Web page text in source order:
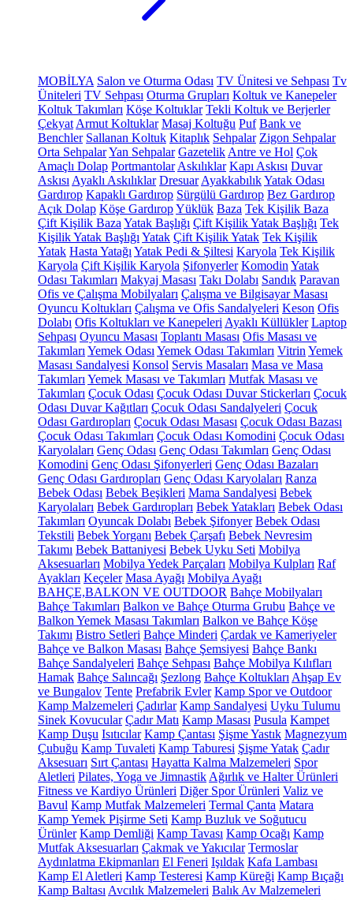
MOBİLYA Salon ve Oturma Odası TV Ünitesi ve Sehpası Tv
Üniteleri TV Sehpası Oturma Grupları Koltuk ve Kanepeler
Koltuk Takımları Köşe Koltuklar Tekli Koltuk ve Berjerler
Çekyat Armut Koltuklar Masaj Koltuğu Puf Bank ve
Benchler Sallanan Koltuk Kitaplık Sehpalar Zigon Sehpalar
Orta SehpalarYan Sehpalar Gazetelik Antre ve Hol Çok
Amaçlı Dolap Portmantolar Askılıklar Kapı Askısı Duvar
Askısı Ayaklı Askılıklar Dresuar AyakkabılıkYatak Odası
Gardırop Kapaklı Gardırop Sürgülü Gardırop Bez Gardırop
Açık Dolap Köşe GardıropYüklük Baza Tek Kişilik Baza
Çift Kişilik Baza Yatak Başlığı Çift Kişilik Yatak Başlığı Tek
Kişilik Yatak Başlığı Yatak Çift Kişilik Yatak Tek Kişilik
Yatak Hasta Yatağı Yatak Pedi & Şiltesi Karyola Tek Kişilik
Karyola Çift Kişilik Karyola Şifonyerler Komodin Yatak
Odası Takımları Makyaj Masası Takı Dolabı Sandık Paravan
Ofis ve Çalışma Mobilyaları Çalışma ve Bilgisayar Masası
Oyuncu Koltukları Çalışma ve Ofis Sandalyeleri Keson Ofis
Dolabı Ofis Koltukları ve Kanepeleri Ayaklı Küllükler Laptop
Sehpası Oyuncu Masası Toplantı Masası Ofis Masası ve
Takımları Yemek Odası Yemek Odası Takımları Vitrin Yemek
Masası Sandalyesi Konsol Servis Masaları Masa ve Masa
Takımları Yemek Masası ve Takımları Mutfak Masası ve
Takımları Çocuk Odası Çocuk Odası Duvar Stickerları Çocuk
Odası Duvar Kağıtları Çocuk Odası Sandalyeleri Çocuk
Odası Gardıropları Çocuk Odası Masası Çocuk Odası Bazası
Çocuk Odası Takımları Çocuk Odası Komodini Çocuk Odası
Karyolaları Genç Odası Genç Odası Takımları Genç Odası
Komodini Genç Odası Şifonyerleri Genç Odası Bazaları
Genç Odası Gardıropları Genç Odası Karyolaları Ranza
Bebek Odası Bebek Beşikleri Mama Sandalyesi Bebek
Karyolaları Bebek Gardıropları Bebek Yatakları Bebek Odası
Takımları Oyuncak Dolabı Bebek Şifonyer Bebek Odası
Tekstili Bebek Yorganı Bebek Çarşafı Bebek Nevresim
Takımı Bebek Battaniyesi Bebek Uyku Seti Mobilya
Aksesuarları Mobilya Yedek Parçaları Mobilya Kulpları Raf
Ayakları Keçeler Masa Ayağı Mobilya Ayağı
BAHÇE,BALKON VE OUTDOOR Bahçe Mobilyaları
Bahçe Takımları Balkon ve Bahçe Oturma Grubu Bahçe ve
Balkon Yemek Masası Takımları Balkon ve Bahçe Köşe
Takımı Bistro Setleri Bahçe Minderi Çardak ve Kameriyeler
Bahçe ve Balkon Masası Bahçe Şemsiyesi Bahçe Bankı
Bahçe Sandalyeleri Bahçe Sehpası Bahçe Mobilya Kılıfları
Hamak Bahçe Salıncağı Şezlong Bahçe Koltukları Ahşap Ev
ve Bungalov Tente Prefabrik Evler Kamp Spor ve Outdoor
Kamp Malzemeleri Çadırlar Kamp Sandalyesi Uyku Tulumu
Sinek Kovucular Çadır Matı Kamp Masası Pusula Kampet
Kamp Duşu Isıtıcılar Kamp Çantası Şişme Yastık Magnezyum
Çubuğu Kamp Tuvaleti Kamp Taburesi Şişme Yatak Çadır
Aksesuarı Sırt Çantası Hayatta Kalma Malzemeleri Spor
Aletleri Pilates, Yoga ve Jimnastik Ağırlık ve Halter Ürünleri
Fitness ve Kardiyo Ürünleri Diğer Spor Ürünleri Valiz ve
Bavul Kamp Mutfak Malzemeleri Termal Çanta Matara
Kamp Yemek Pişirme Seti Kamp Buzluk ve Soğutucu
Ürünler Kamp Demliği Kamp Tavası Kamp Ocağı Kamp
Mutfak Aksesuarları Çakmak ve Yakıcılar Termoslar
Aydınlatma Ekipmanları El Feneri Işıldak Kafa Lambası
Kamp El Aletleri Kamp Testeresi Kamp Küreği Kamp Bıçağı
Kamp Baltası Avcılık Malzemeleri Balık Av Malzemeleri